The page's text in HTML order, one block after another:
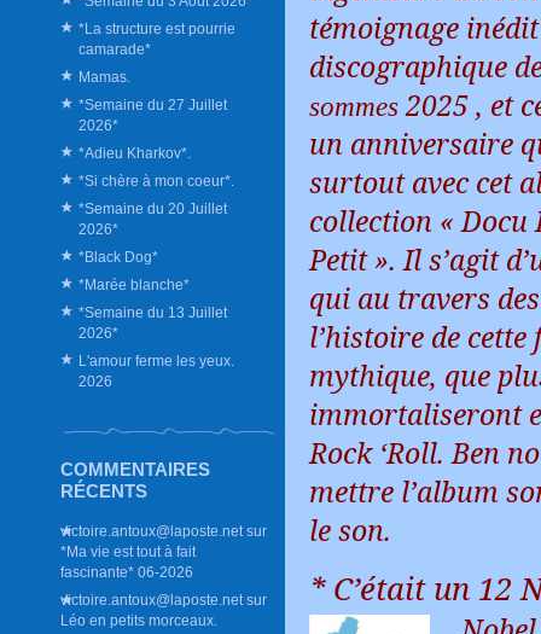
*La structure est pourrie
camarade*
Mamas.
*Semaine du 27 Juillet
2026*
*Adieu Kharkov*.
*Si chère à mon coeur*.
*Semaine du 20 Juillet
2026*
*Black Dog*
*Marée blanche*
*Semaine du 13 Juillet
2026*
L'amour ferme les yeux.
2026
COMMENTAIRES
RÉCENTS
victoire.antoux@laposte.net sur
*Ma vie est tout à fait
fascinante* 06-2026
victoire.antoux@laposte.net sur
Léo en petits morceaux.
témoignage
discographique
sommes 2025 , et
un anniversaire
surtout avec cet
collection « Docu
Petit ». Il s’agit
qui au travers
l’histoire de
mythique, que
immortaliseront
Rock ‘Roll. Ben
mettre l’album
le son.
* C’était un 12